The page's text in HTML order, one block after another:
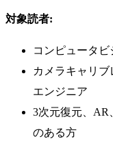
対象読者:
コンピュータ
カメラキャリ
エンジニア
3次元復元、AR
のある方